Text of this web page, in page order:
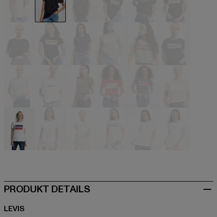
grau
PRODUKT DETAILS
LEVIS